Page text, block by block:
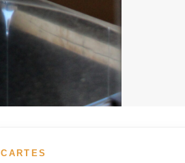
CARTES